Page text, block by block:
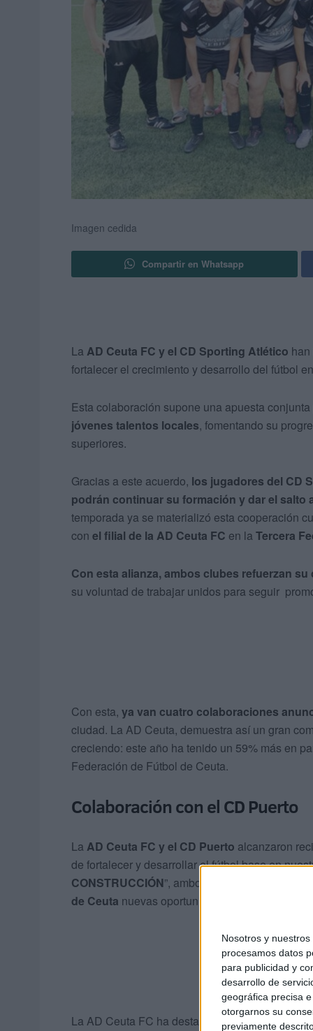
Nosotros y nuestros
procesamos datos
para publicidad y
desarrollo de
geográfica precisa
otorgarnos su
previamente
Imagen cedida
Compartir en Whatsapp
La AD Ceuta FC y el CD Sporting Atlético
fortalecer el crecimiento y desarrollo del fútbol
Esta colaboración supone una apuesta conjunta
jóvenes talentos locales, fomentando su
superiores.
Gracias a este acuerdo, los jugadores del CD
podrán continuar su formación y dar el salto
temporada ya se materializó esta cooperación
con el filial de la AD Ceuta FC en la Tercera
Con esta alianza, ambos clubes refuerzan
su voluntad de trabajar unidos para seguir
Con esta, ya van cuatro colaboraciones
ciudad. La AD Ceuta, demuestra así un gran
creciendo: este año ha tenido un 59% más en
Federación de Fútbol de Ceuta.
Colaboración con el CD Puerto
La AD Ceuta FC y el CD Puerto alcanzaron
de fortalecer y desarrollar el fútbol base en
CONSTRUCCIÓN”, ambos clubes trabajarán
de Ceuta nuevas oportunidades de crecimiento y
La AD Ceuta FC ha destacado en el